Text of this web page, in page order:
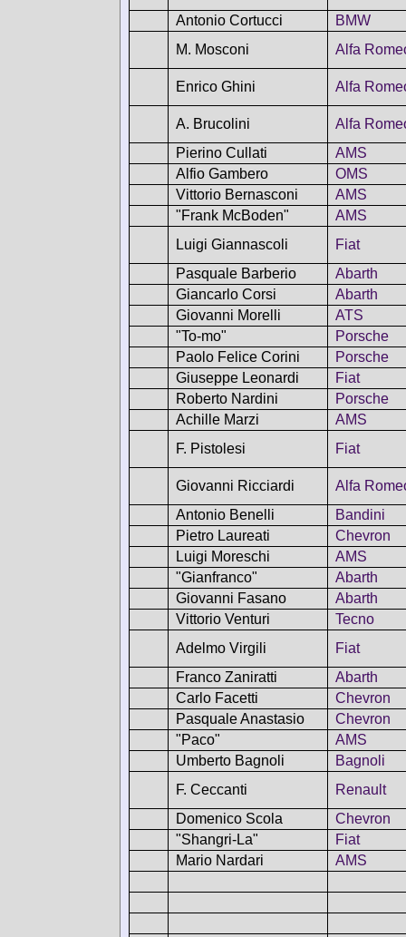
Antonio Cortucci
BMW
M. Mosconi
Alfa
Enrico Ghini Alfa
A. Brucolini
Alfa
Pierino Cullati
AMS
Alfio Gambero
OMS
Vittorio Bernasconi
AMS
"Frank McBoden"
AMS
Luigi Giannascoli
Fiat
Pasquale Barberio
Abarth
Giancarlo Corsi
Abarth
Giovanni Morelli
ATS
"To-mo"
Porsche
Paolo Felice Corini
Porsche
Giuseppe Leonardi
Fiat
Roberto Nardini
Porsche
Achille Marzi
AMS
F. Pistolesi
Fiat
Giovanni Ricciardi
Alfa
Antonio Benelli
Bandini
Pietro Laureati
Chevron
Luigi Moreschi
AMS
"Gianfranco"
Abarth
Giovanni Fasano
Abarth
Vittorio Venturi
Tecno
Adelmo Virgili
Fiat
Franco Zaniratti
Abarth
Carlo Facetti
Chevron
Pasquale Anastasio
Chevron
"Paco"
AMS
Umberto Bagnoli
Bagnoli
F. Ceccanti
Renault
Domenico Scola
Chevron
"Shangri-La"
Fiat
Mario Nardari
AMS